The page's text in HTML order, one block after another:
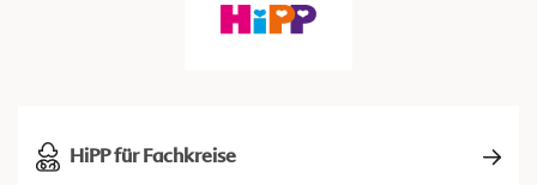
HiPP für Fachkreise